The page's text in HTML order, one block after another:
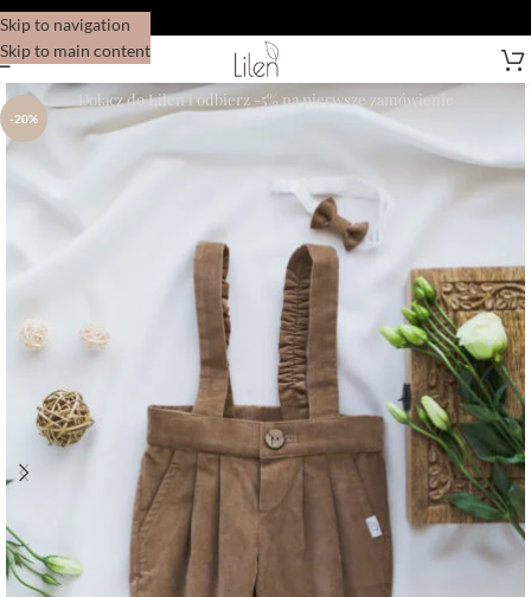
Skip to navigation
Skip to main content
Dołącz do Lilen i odbierz -5% na pierwsze zamówienie
-20%